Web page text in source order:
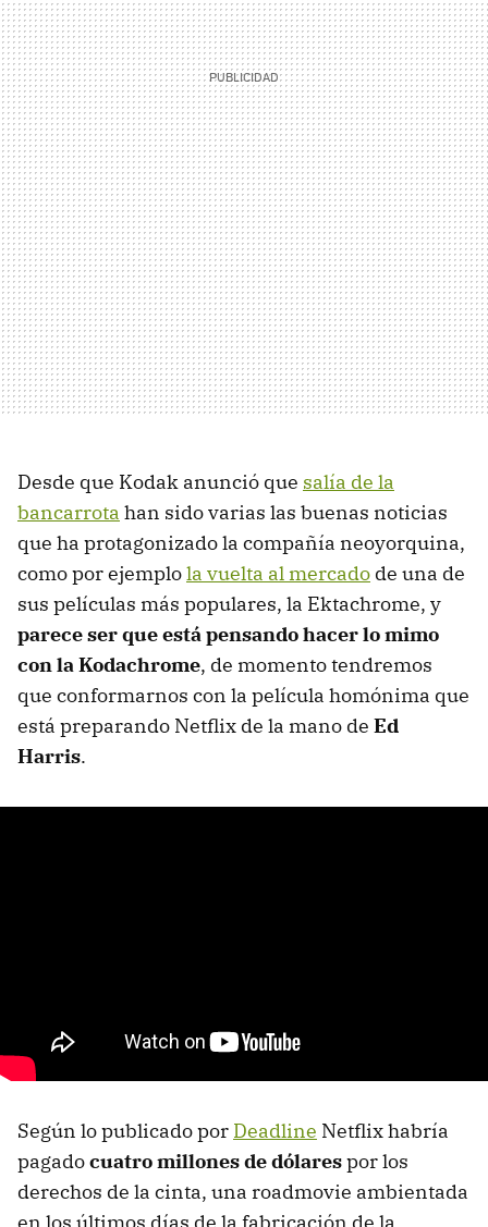
Desde que Kodak anunció que salía de la
bancarrota han sido varias las buenas noticias
que ha protagonizado la compañía neoyorquina,
como por ejemplola vuelta al mercado de una de
sus películas más populares, la Ektachrome, y
parece ser que está pensando hacer lo mimo
con la Kodachrome, de momento tendremos
que conformarnos con la película homónima que
está preparando Netflix de la mano de Ed
Harris.
Según lo publicado por Deadline Netflix habría
pagadocuatro millones de dólarespor los
derechos de la cinta, una roadmovie ambientada
en los últimos días de la fabricación de la